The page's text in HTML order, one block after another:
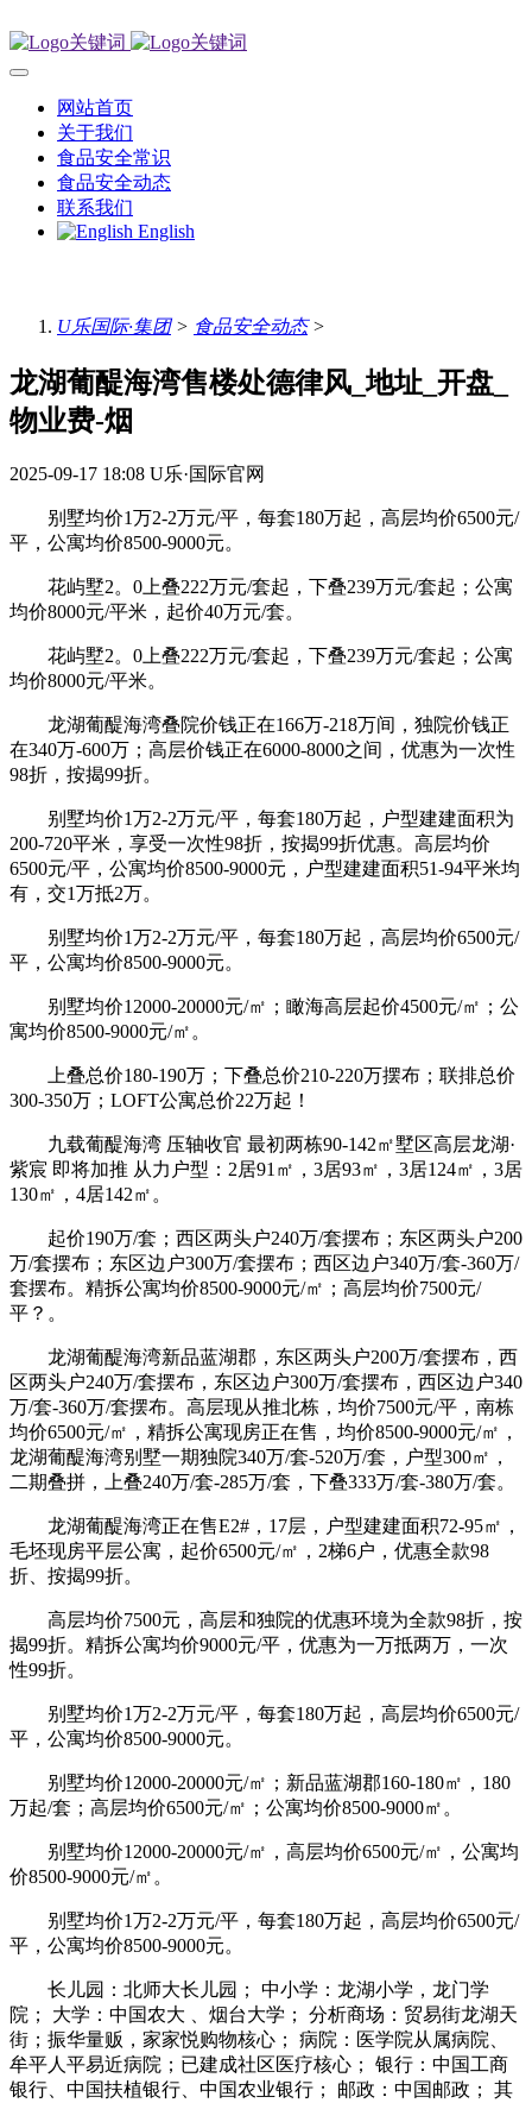
网站首页
关于我们
食品安全常识
食品安全动态
联系我们
English
U乐国际·集团> 食品安全动态>
龙湖葡醍海湾售楼处德律风_地址_开盘_
物业费-烟
2025-09-17 18:08 U乐·国际官网
别墅均价1万2-2万元/平，每套180万起，高层均价6500元/
平，公寓均价8500-9000元。
花屿墅2。0上叠222万元/套起，下叠239万元/套起；公寓
均价8000元/平米，起价40万元/套。
花屿墅2。0上叠222万元/套起，下叠239万元/套起；公寓
均价8000元/平米。
龙湖葡醍海湾叠院价钱正在166万-218万间，独院价钱正
在340万-600万；高层价钱正在6000-8000之间，优惠为一次性
98折，按揭99折。
别墅均价1万2-2万元/平，每套180万起，户型建建面积为
200-720平米，享受一次性98折，按揭99折优惠。高层均价
6500元/平，公寓均价8500-9000元，户型建建面积51-94平米均
有，交1万抵2万。
别墅均价1万2-2万元/平，每套180万起，高层均价6500元/
平，公寓均价8500-9000元。
别墅均价12000-20000元/㎡；瞰海高层起价4500元/㎡；公
寓均价8500-9000元/㎡。
上叠总价180-190万；下叠总价210-220万摆布；联排总价
300-350万；LOFT公寓总价22万起！
九载葡醍海湾 压轴收官 最初两栋90-142㎡墅区高层龙湖·
紫宸 即将加推 从力户型：2居91㎡，3居93㎡，3居124㎡，3居
130㎡，4居142㎡。
起价190万/套；西区两头户240万/套摆布；东区两头户200
万/套摆布；东区边户300万/套摆布；西区边户340万/套-360万/
套摆布。精拆公寓均价8500-9000元/㎡；高层均价7500元/
平？。
龙湖葡醍海湾新品蓝湖郡，东区两头户200万/套摆布，西
区两头户240万/套摆布，东区边户300万/套摆布，西区边户340
万/套-360万/套摆布。高层现从推北栋，均价7500元/平，南栋
均价6500元/㎡，精拆公寓现房正在售，均价8500-9000元/㎡，
龙湖葡醍海湾别墅一期独院340万/套-520万/套，户型300㎡，
二期叠拼，上叠240万/套-285万/套，下叠333万/套-380万/套。
龙湖葡醍海湾正在售E2#，17层，户型建建面积72-95㎡，
毛坯现房平层公寓，起价6500元/㎡，2梯6户，优惠全款98
折、按揭99折。
高层均价7500元，高层和独院的优惠环境为全款98折，按
揭99折。精拆公寓均价9000元/平，优惠为一万抵两万，一次
性99折。
别墅均价1万2-2万元/平，每套180万起，高层均价6500元/
平，公寓均价8500-9000元。
别墅均价12000-20000元/㎡；新品蓝湖郡160-180㎡，180
万起/套；高层均价6500元/㎡；公寓均价8500-9000㎡。
别墅均价12000-20000元/㎡，高层均价6500元/㎡，公寓均
价8500-9000元/㎡。
别墅均价1万2-2万元/平，每套180万起，高层均价6500元/
平，公寓均价8500-9000元。
长儿园：北师大长儿园； 中小学：龙湖小学，龙门学
院； 大学：中国农大 、烟台大学； 分析商场：贸易街龙湖天
街；振华量贩，家家悦购物核心； 病院：医学院从属病院、
牟平人平易近病院；已建成社区医疗核心； 银行：中国工商
银行、中国扶植银行、中国农业银行； 邮政：中国邮政； 其